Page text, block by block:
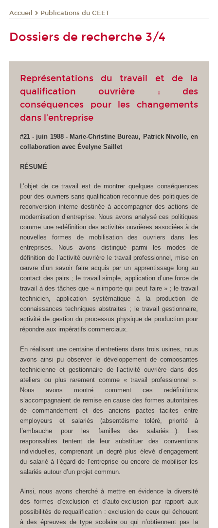
Accueil Publications du CEET
Dossiers de recherche 3/4
Représentations du travail et de la
qualification ouvrière : des
conséquences pour les changements
dans l’entreprise
#21 - juin 1988 - Marie-Christine Bureau, Patrick Nivolle, en
collaboration avec Évelyne Saillet
RÉSUMÉ
L’objet de ce travail est de montrer quelques conséquences
pour des ouvriers sans qualification reconnue des politiques de
reconversion interne destinée à accompagner des actions de
modernisation d’entreprise. Nous avons analysé ces politiques
comme une redéfinition des activités ouvrières associées à de
nouvelles formes de mobilisation des ouvriers dans les
entreprises. Nous avons distingué parmi les modes de
définition de l’activité ouvrière le travail professionnel, mise en
œuvre d’un savoir faire acquis par un apprentissage long au
contact des pairs ; le travail simple, application d’une force de
travail à des tâches que « n’importe qui peut faire » ; le travail
technicien, application systématique à la production de
connaissances techniques abstraites ; le travail gestionnaire,
activité de gestion du processus physique de production pour
répondre aux impératifs commerciaux.
En réalisant une centaine d’entretiens dans trois usines, nous
avons ainsi pu observer le développement de composantes
technicienne et gestionnaire de l’activité ouvrière dans des
ateliers ou plus rarement comme « travail professionnel ».
Nous avons montré comment ces redéfinitions
s’accompagnaient de remise en cause des formes autoritaires
de commandement et des anciens pactes tacites entre
employeurs et salariés (absentéisme toléré, priorité à
l’embauche pour les familles des salariés…). Les
responsables tentent de leur substituer des conventions
individuelles, comprenant un degré plus élevé d’engagement
du salarié à l’égard de l’entreprise ou encore de mobiliser les
salariés autour d’un projet commun.
Ainsi, nous avons cherché à mettre en évidence la diversité
des formes d’exclusion et d’auto-exclusion par rapport aux
possibilités de requalification : exclusion de ceux qui échouent
à des épreuves de type scolaire ou qui n’obtiennent pas la